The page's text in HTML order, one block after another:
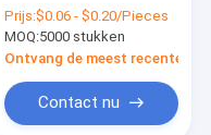
aluminiumschroefdeksel
de Bruine Flessen
van de de
Flessen15ml
Etherische olie
Prijs:$0.06 - $0.20/Pieces
MOQ:5000 stukken
Ontvang de meest recente
Contact nu